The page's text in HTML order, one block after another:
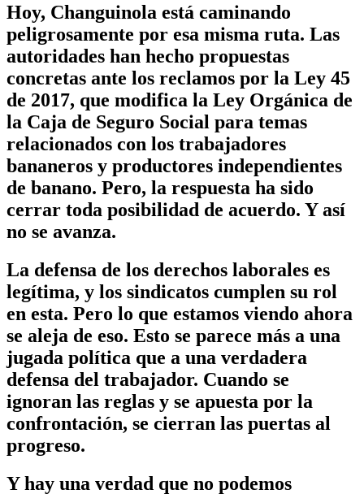
Hoy, Changuinola está caminando
peligrosamente por esa misma ruta. Las
autoridades han hecho propuestas
concretas ante los reclamos por la Ley 45
de 2017, que modifica la Ley Orgánica de
la Caja de Seguro Social para temas
relacionados con los trabajadores
bananeros y productores independientes
de banano. Pero, la respuesta ha sido
cerrar toda posibilidad de acuerdo. Y así
no se avanza.
La defensa de los derechos laborales es
legítima, y los sindicatos cumplen su rol
en esta. Pero lo que estamos viendo ahora
se aleja de eso. Esto se parece más a una
jugada política que a una verdadera
defensa del trabajador. Cuando se
ignoran las reglas y se apuesta por la
confrontación, se cierran las puertas al
progreso.
Y hay una verdad que no podemos